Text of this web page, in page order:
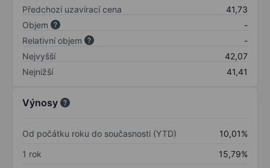
Předchozí uzavírací cena
41,73
Objem
-
Relativní objem
-
Nejvyšší
42,07
Nejnižší
41,41
Výnosy
Od počátku roku do současnosti (YTD)
10,01%
1 rok
15,79%